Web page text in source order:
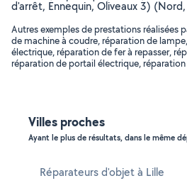
d'arrêt, Ennequin, Oliveaux 3)
Autres exemples de prestations réalisées
de machine à coudre, réparation de
électrique, réparation de fer à repasser,
réparation de portail électrique,
Villes proches
Ayant le plus de résultats, dans le même
Réparateurs d'objet à Lille